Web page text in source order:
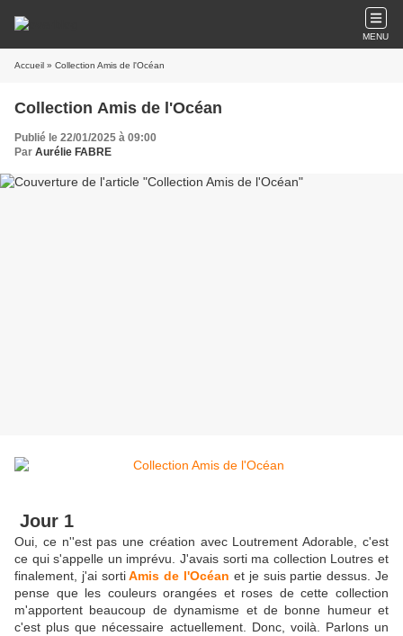
MENU
Accueil » Collection Amis de l'Océan
Collection Amis de l'Océan
Publié le 22/01/2025 à 09:00
Par Aurélie FABRE
Jour 1
Oui, ce n''est pas une création avec Loutrement Adorable, c'est
ce qui s'appelle un imprévu. J'avais sorti ma collection Loutres et
finalement, j'ai sorti Amis de l'Océan et je suis partie dessus. Je
pense que les couleurs orangées et roses de cette collection
m'apportent beaucoup de dynamisme et de bonne humeur et
c'est plus que nécessaire actuellement. Donc, voilà. Parlons un